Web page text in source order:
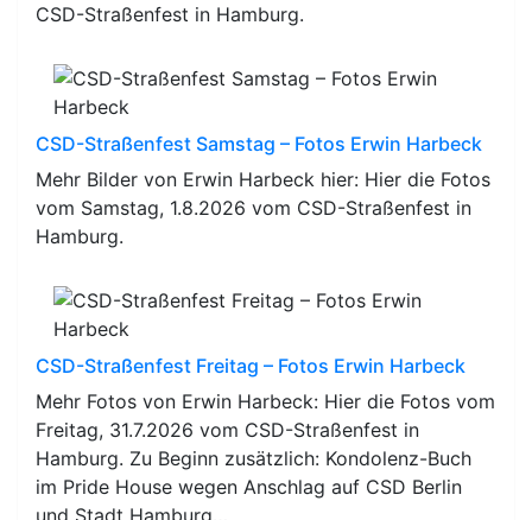
CSD-Straßenfest in Hamburg.
CSD-Straßenfest Samstag – Fotos Erwin Harbeck
Mehr Bilder von Erwin Harbeck hier: Hier die Fotos
vom Samstag, 1.8.2026 vom CSD-Straßenfest in
Hamburg.
CSD-Straßenfest Freitag – Fotos Erwin Harbeck
Mehr Fotos von Erwin Harbeck: Hier die Fotos vom
Freitag, 31.7.2026 vom CSD-Straßenfest in
Hamburg. Zu Beginn zusätzlich: Kondolenz-Buch
im Pride House wegen Anschlag auf CSD Berlin